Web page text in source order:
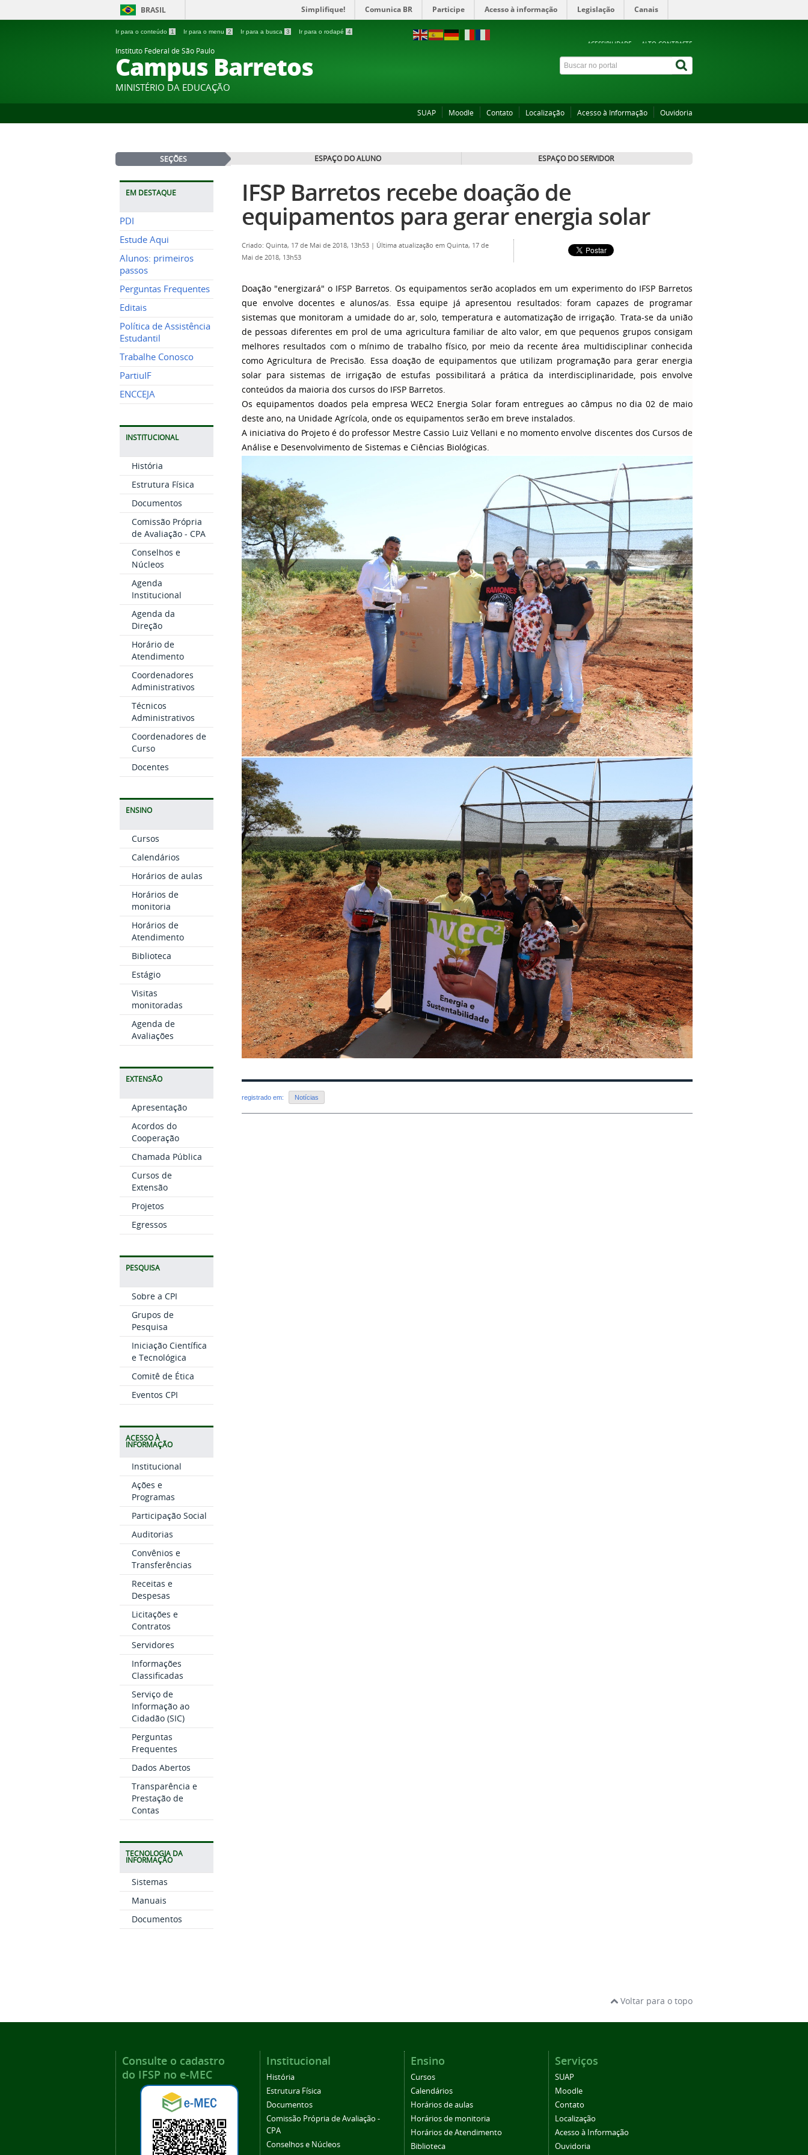
BRASIL Simplifique! Comunica BR Participe Acesso à informação Legislação Canais
Ir para o conteúdo 1 Ir para o menu 2 Ir para a busca 3 Ir para o rodapé 4
ACESSIBILIDADE ALTO CONTRASTE
Instituto Federal de São Paulo
Campus Barretos
MINISTÉRIO DA EDUCAÇÃO
SUAP Moodle Contato Localização Acesso à Informação Ouvidoria
SEÇÕES ESPAÇO DO ALUNO ESPAÇO DO SERVIDOR
EM DESTAQUE
PDI
Estude Aqui
Alunos: primeiros
passos
Perguntas Frequentes
Editais
Política de Assistência
Estudantil
Trabalhe Conosco
PartiuIF
ENCCEJA
INSTITUCIONAL
História
Estrutura Física
Documentos
Comissão Própria
de Avaliação - CPA
Conselhos e
Núcleos
Agenda
Institucional
Agenda da
Direção
Horário de
Atendimento
Coordenadores
Administrativos
Técnicos
Administrativos
Coordenadores de
Curso
Docentes
ENSINO
Cursos
Calendários
Horários de aulas
Horários de
monitoria
Horários de
Atendimento
Biblioteca
Estágio
Visitas
monitoradas
Agenda de
Avaliações
EXTENSÃO
Apresentação
Acordos do
Cooperação
Chamada Pública
Cursos de
Extensão
Projetos
Egressos
PESQUISA
Sobre a CPI
Grupos de
Pesquisa
Iniciação Científica
e Tecnológica
Comitê de Ética
Eventos CPI
ACESSO À
INFORMAÇÃO
Institucional
Ações e
Programas
Participação Social
Auditorias
Convênios e
Transferências
Receitas e
Despesas
Licitações e
Contratos
Servidores
Informações
Classificadas
Serviço de
Informação ao
Cidadão (SIC)
Perguntas
Frequentes
Dados Abertos
Transparência e
Prestação de
Contas
TECNOLOGIA DA
INFORMAÇÃO
Sistemas
Manuais
Documentos
IFSP Barretos recebe doação de
equipamentos para gerar energia solar
Criado: Quinta, 17 de Mai de 2018, 13h53 | Última atualização em Quinta, 17 de
Mai de 2018, 13h53
Doação "energizará" o IFSP Barretos. Os equipamentos serão acoplados em um experimento do IFSP Barretos
que envolve docentes e alunos/as. Essa equipe já apresentou resultados: foram capazes de programar
sistemas que monitoram a umidade do ar, solo, temperatura e automatização de irrigação. Trata-se da união
de pessoas diferentes em prol de uma agricultura familiar de alto valor, em que pequenos grupos consigam
melhores resultados com o mínimo de trabalho físico, por meio da recente área multidisciplinar conhecida
como Agricultura de Precisão. Essa doação de equipamentos que utilizam programação para gerar energia
solar para sistemas de irrigação de estufas possibilitará a prática da interdisciplinaridade, pois envolve
conteúdos da maioria dos cursos do IFSP Barretos.
Os equipamentos doados pela empresa WEC2 Energia Solar foram entregues ao câmpus no dia 02 de maio
deste ano, na Unidade Agrícola, onde os equipamentos serão em breve instalados.
A iniciativa do Projeto é do professor Mestre Cassio Luiz Vellani e no momento envolve discentes dos Cursos de
Análise e Desenvolvimento de Sistemas e Ciências Biológicas.
registrado em: Notícias
Voltar para o topo
Consulte o cadastro
do IFSP no e-MEC
Institucional
História
Estrutura Física
Documentos
Comissão Própria de Avaliação -
CPA
Conselhos e Núcleos
Ensino
Cursos
Calendários
Horários de aulas
Horários de monitoria
Horários de Atendimento
Biblioteca
Serviços
SUAP
Moodle
Contato
Localização
Acesso à Informação
Ouvidoria